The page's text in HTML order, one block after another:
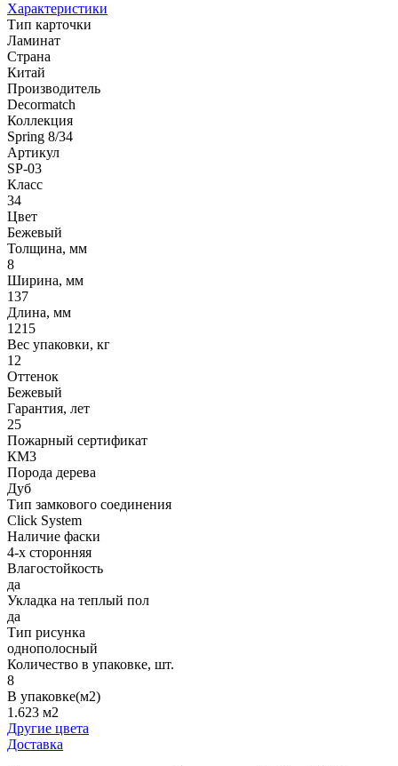
Характеристики
Тип карточки
Ламинат
Страна
Китай
Производитель
Decormatch
Коллекция
Spring 8/34
Артикул
SP-03
Класс
34
Цвет
Бежевый
Толщина, мм
8
Ширина, мм
137
Длина, мм
1215
Вес упаковки, кг
12
Оттенок
Бежевый
Гарантия, лет
25
Пожарный сертификат
КМ3
Порода дерева
Дуб
Тип замкового соединения
Click System
Наличие фаски
4-х сторонняя
Влагостойкость
да
Укладка на теплый пол
да
Тип рисунка
однополосный
Количество в упаковке, шт.
8
В упаковке(м2)
1.623 м2
Другие цвета
Доставка